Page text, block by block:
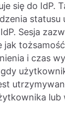
się do IdP.
statusu
Sesja
jak
i czas
lub